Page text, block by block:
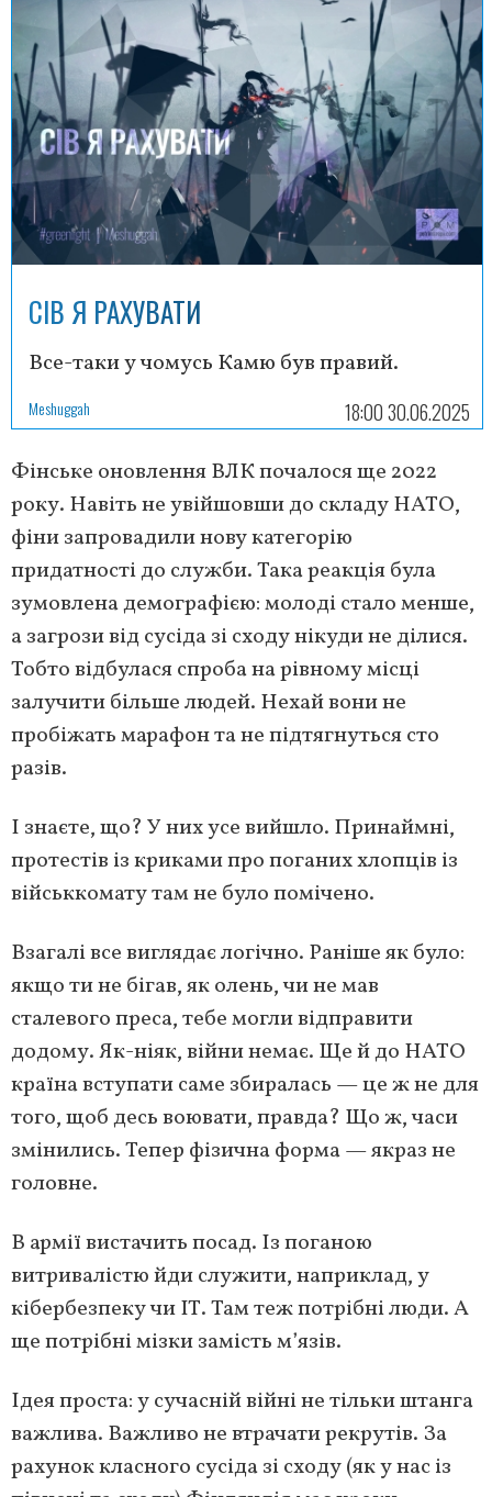
СІВ Я РАХУВАТИ
Все-таки у чомусь Камю був правий.
Meshuggah 18:00 30.06.2025
Фінське оновлення ВЛК почалося ще 2022
року. Навіть не увійшовши до складу НАТО,
фіни запровадили нову категорію
придатності до служби. Така реакція була
зумовлена демографією: молоді стало менше,
а загрози від сусіда зі сходу нікуди не ділися.
Тобто відбулася спроба на рівному місці
залучити більше людей. Нехай вони не
пробіжать марафон та не підтягнуться сто
разів.
І знаєте, що? У них усе вийшло. Принаймні,
протестів із криками про поганих хлопців із
військкомату там не було помічено.
Взагалі все виглядає логічно. Раніше як було:
якщо ти не бігав, як олень, чи не мав
сталевого преса, тебе могли відправити
додому. Як-ніяк, війни немає. Ще й до НАТО
країна вступати саме збиралась — це ж не для
того, щоб десь воювати, правда? Що ж, часи
змінились. Тепер фізична форма — якраз не
головне.
В армії вистачить посад. Із поганою
витривалістю йди служити, наприклад, у
кібербезпеку чи ІТ. Там теж потрібні люди. А
ще потрібні мізки замість м’язів.
Ідея проста: у сучасній війні не тільки штанга
важлива. Важливо не втрачати рекрутів. За
рахунок класного сусіда зі сходу (як у нас із